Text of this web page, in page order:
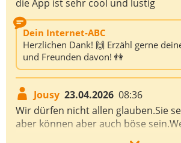
die App ist sehr cool und lustig
Dein Internet-ABC
Herzlichen Dank! 🙌 Erzähl gerne
und Freunden davon! 👫
Jousy 23.04.2026 08:36
Wir dürfen nicht allen glauben.Sie
aber können aber auch böse